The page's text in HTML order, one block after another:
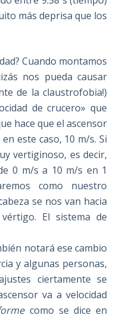
más deprisa que los
Cuando montamos
nos pueda causar
de la claustrofobia!)
de crucero» que
hace que el ascensor
este caso, 10 m/s. Si
vertiginoso, es decir,
0 m/s a 10 m/s en 1
como nuestro
se nos van hacia
El sistema de
notará ese cambio
y algunas personas,
ciertamente se
va a velocidad
como se dice en